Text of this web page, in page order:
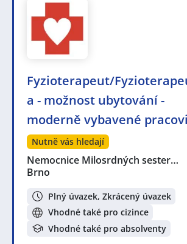
Fyzioterapeut/
a - možnost ubytování -
moderně vybavené
Nutně vás hledají
Nemocnice Milosrdných sester…
Brno
Plný úvazek, Zkrácený úvazek
Vhodné také pro cizince
Vhodné také pro absolventy